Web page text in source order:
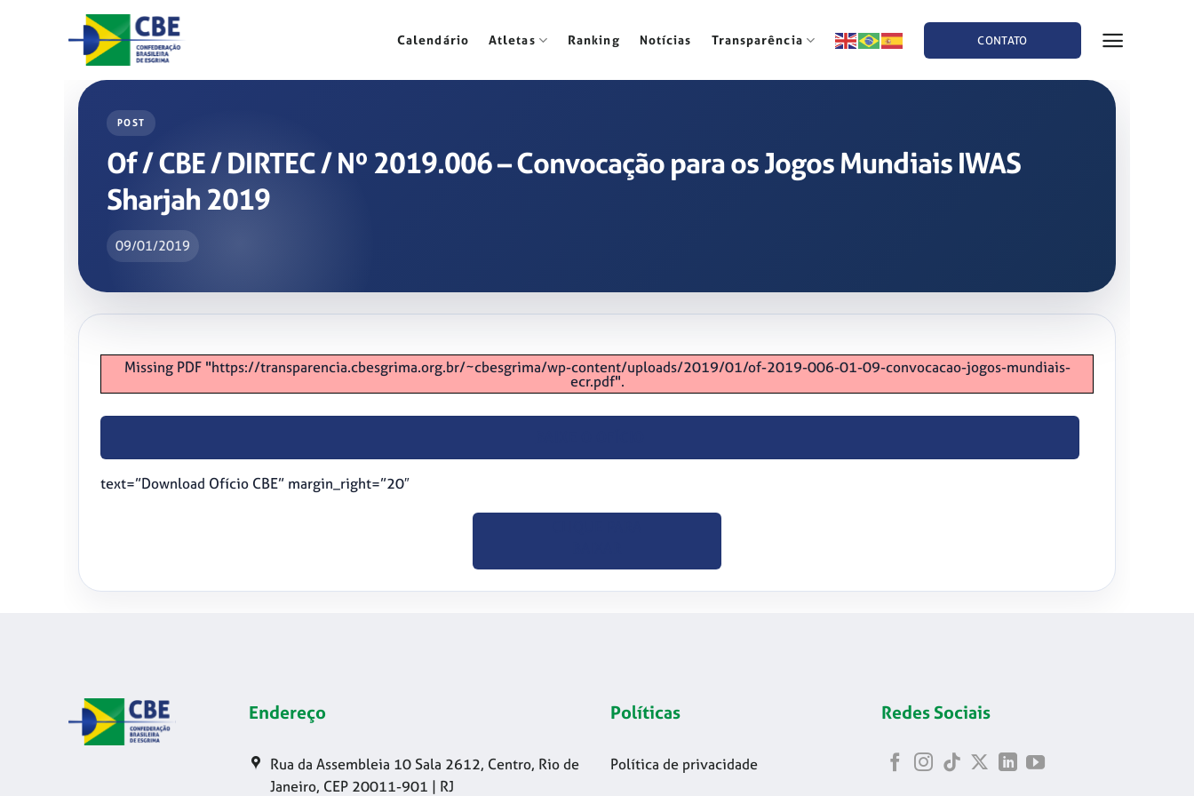
Calendário Atletas Ranking Notícias Transparência CONTATO
POST
Of / CBE / DIRTEC / Nº 2019.006 – Convocação para os Jogos Mundiais IWAS
Sharjah 2019
09/01/2019
Missing PDF "https://transparencia.cbesgrima.org.br/~cbesgrima/wp-content/uploads/2019/01/of-2019-006-01-09-convocacao-jogos-mundiais-
ecr.pdf".
text=”Download Ofício CBE” margin_right=”20″
Endereço
Rua da Assembleia 10 Sala 2612, Centro, Rio de
Janeiro, CEP 20011-901 | RJ
Políticas
Política de privacidade
Redes Sociais